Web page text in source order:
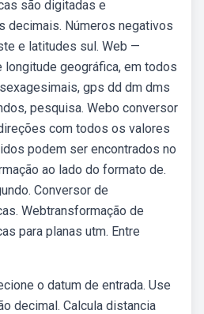
são digitadas e
decimais. Números negativos
e latitudes sul. Web —
geográfica, em todos
gps dd dm dms
pesquisa. Webo conversor
com todos os valores
podem ser encontrados no
ao lado do formato de.
Conversor de
Webtransformação de
para planas utm. Entre
o datum de entrada. Use
decimal. Calcula distancia